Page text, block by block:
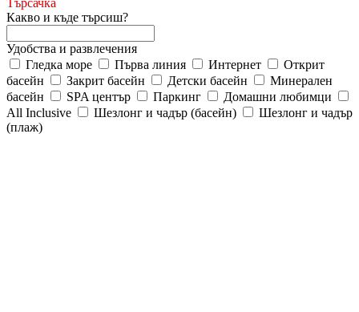
Търсачка
Какво и къде търсиш?
Удобства и развлечения
Гледка море
Първа линия Интернет
Открит
басейн
Закрит басейн Детски басейн
Минерален
басейн
SPA център Паркинг
Домашни любимци
All Inclusive
Шезлонг и чадър (басейн)
Шезлонг и чадър
(плаж)